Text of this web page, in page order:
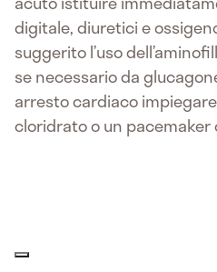
digitale, diuretici e
suggerito l’uso
se necessario da
arresto cardiaco
cloridrato o un pacemaker